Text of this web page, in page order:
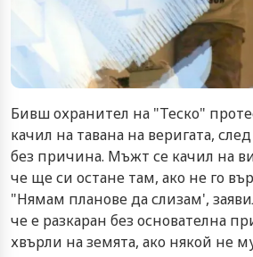
Бивш охранител на "Теско"
качил на тавана на веригата,
без причина. Мъжт се качил на
че ще си остане там, ако не го
"Нямам планове да слизам',
че е разкаран без основателна
хвърли на земята, ако някой не